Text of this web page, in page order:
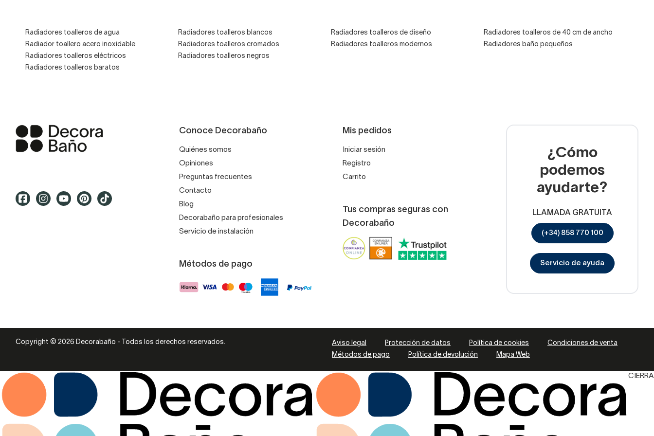
Puedes completar tu decoración con varios toalleros de baño del mismo acabado que el radiador toallero eléctrico.
Tienes modelos cromados, plateados, negros o blancos.
Radiadores toalleros de agua
Radiador toallero acero inoxidable
Radiadores toalleros eléctricos
Radiadores toalleros baratos
Radiadores toalleros blancos
Radiadores toalleros cromados
Radiadores toalleros negros
Radiadores toalleros de diseño
Radiadores toalleros modernos
Radiadores toalleros de 40 cm de ancho
Radiadores baño pequeños
Conoce Decorabaño
Quiénes somos
Opiniones
Preguntas frecuentes
Contacto
Blog
Decorabaño para profesionales
Servicio de instalación
Métodos de pago
Mis pedidos
Iniciar sesión
Registro
Carrito
Tus compras seguras con
Decorabaño
¿Cómo
podemos
ayudarte?
LLAMADA GRATUITA
(+34) 858 770 100
Servicio de ayuda
Copyright © 2026 Decorabaño - Todos los derechos reservados. Aviso legal Protección de datos Política de cookies
Condiciones de venta
Métodos de pago
Política de devolución Mapa Web
CIERRA